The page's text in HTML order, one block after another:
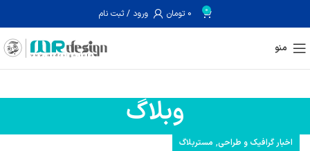
0
0 تومان ورود / ثبت نام
منو
وبلاگ
اخبار گرافیک و طراحی, مستربلاگ